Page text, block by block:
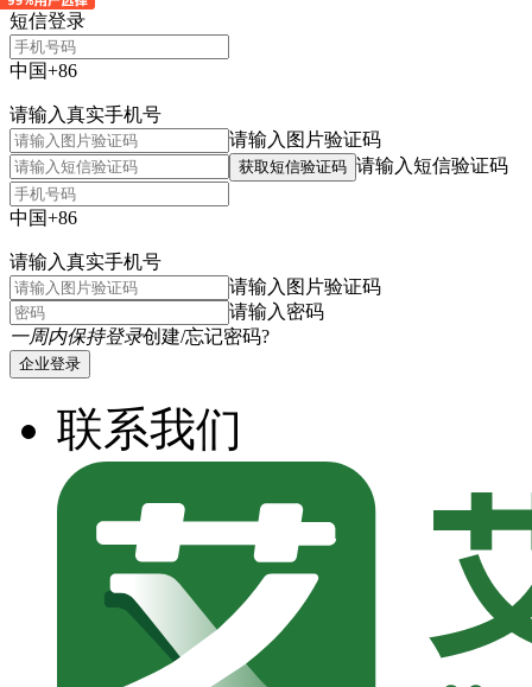
短信登录
中国+86
请输入真实手机号
请输入图片验证码
获取短信验证码 请输入短信验证码
中国+86
请输入真实手机号
请输入图片验证码
请输入密码
一周内保持登录创建/忘记密码?
企业登录
联系我们